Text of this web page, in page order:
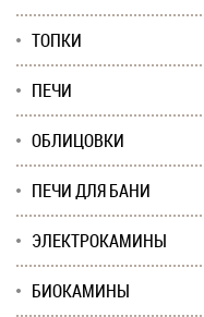
ТОПКИ
ПЕЧИ
ОБЛИЦОВКИ
ПЕЧИ ДЛЯ БАНИ
ЭЛЕКТРОКАМИНЫ
БИОКАМИНЫ